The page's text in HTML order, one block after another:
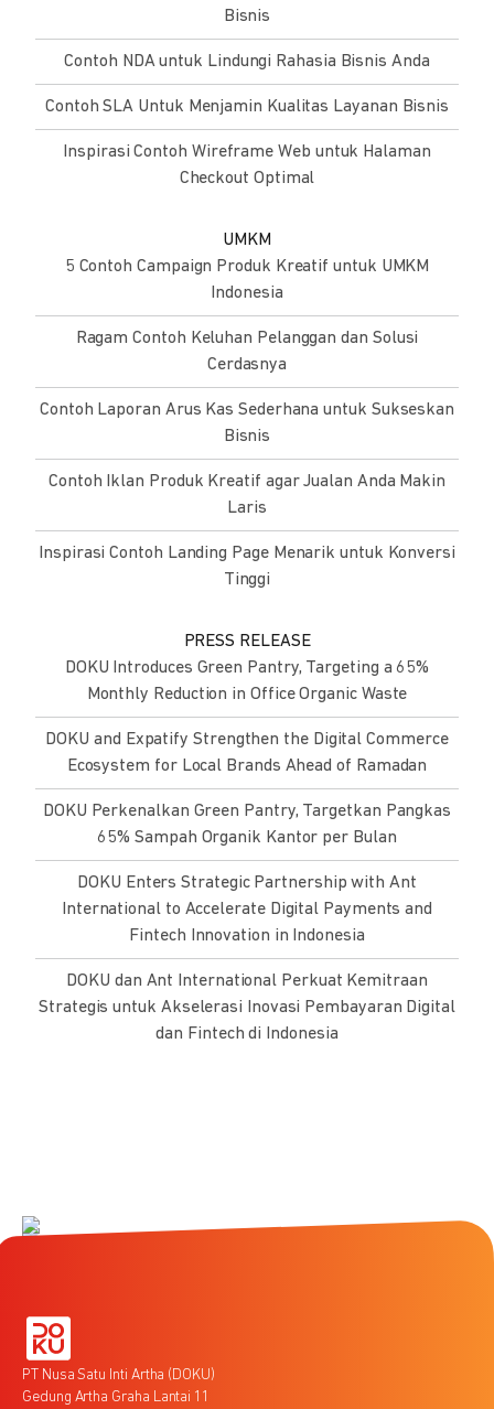
Bisnis
Contoh NDA untuk Lindungi Rahasia Bisnis Anda
Contoh SLA Untuk Menjamin Kualitas Layanan Bisnis
Inspirasi Contoh Wireframe Web untuk Halaman
Checkout Optimal
UMKM
5 Contoh Campaign Produk Kreatif untuk UMKM
Indonesia
Ragam Contoh Keluhan Pelanggan dan Solusi
Cerdasnya
Contoh Laporan Arus Kas Sederhana untuk Sukseskan
Bisnis
Contoh Iklan Produk Kreatif agar Jualan Anda Makin
Laris
Inspirasi Contoh Landing Page Menarik untuk Konversi
Tinggi
PRESS RELEASE
DOKU Introduces Green Pantry, Targeting a 65%
Monthly Reduction in Office Organic Waste
DOKU and Expatify Strengthen the Digital Commerce
Ecosystem for Local Brands Ahead of Ramadan
DOKU Perkenalkan Green Pantry, Targetkan Pangkas
65% Sampah Organik Kantor per Bulan
DOKU Enters Strategic Partnership with Ant
International to Accelerate Digital Payments and
Fintech Innovation in Indonesia
DOKU dan Ant International Perkuat Kemitraan
Strategis untuk Akselerasi Inovasi Pembayaran Digital
dan Fintech di Indonesia
PT Nusa Satu Inti Artha (DOKU)
Gedung Artha Graha Lantai 11